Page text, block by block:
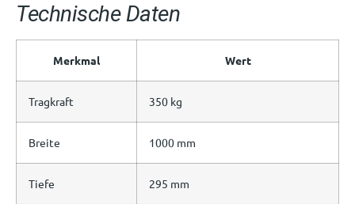
Technische Daten
Merkmal Wert
Tragkraft 350 kg
Breite 1000 mm
Tiefe 295 mm